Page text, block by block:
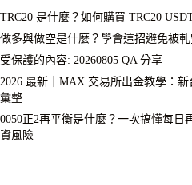
TRC20 是什麼？如何購買 TRC20
做多與做空是什麼？學會這招避免被軋
受保護的內容: 20260805 QA 分享
2026 最新｜MAX 交易所出金教學：
彙整
0050正2再平衡是什麼？一次搞懂每日
資風險